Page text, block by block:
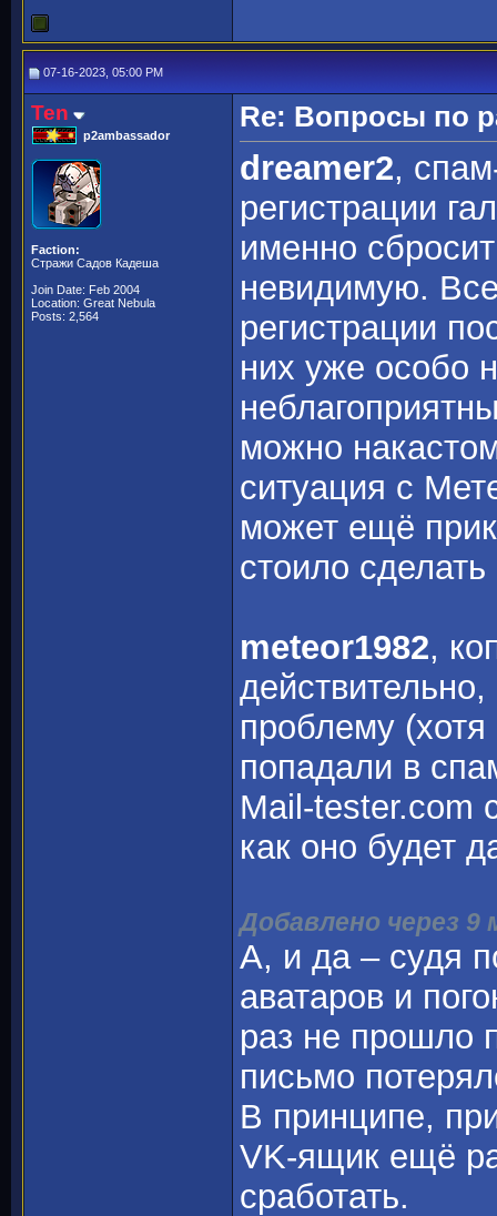
07-16-2023, 05:00 PM
Ten
p2ambassador
Faction:
Стражи Садов Кадеша
Join Date: Feb 2004
Location: Great Nebula
Posts: 2,564
Re: Вопросы по
dreamer2,
регистрации
именно
невидимую.
регистрации
них уже особо
можно
ситуация с
может ещё
стоило
meteor1982,
действительно,
проблему
попадали в
Mail-tester.com
как оно будет
Добавлено через 9
А, и да – судя
аватаров и
раз не прошло
письмо
В принципе,
VK-ящик ещё
сработать.